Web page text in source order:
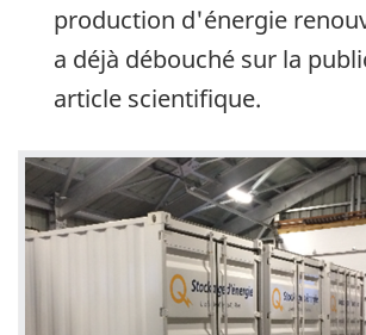
production d'énergie
a déjà débouché sur la
article scientifique.